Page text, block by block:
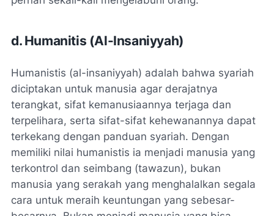
d. Humanitis (Al-Insaniyyah)
Humanistis (al-insaniyyah) adalah bahwa syariah
diciptakan untuk manusia agar derajatnya
terangkat, sifat kemanusiaannya terjaga dan
terpelihara, serta sifat-sifat kehewanannya dapat
terkekang dengan panduan syariah. Dengan
memiliki nilai humanistis ia menjadi manusia yang
terkontrol dan seimbang (tawazun), bukan
manusia yang serakah yang menghalalkan segala
cara untuk meraih keuntungan yang sebesar-